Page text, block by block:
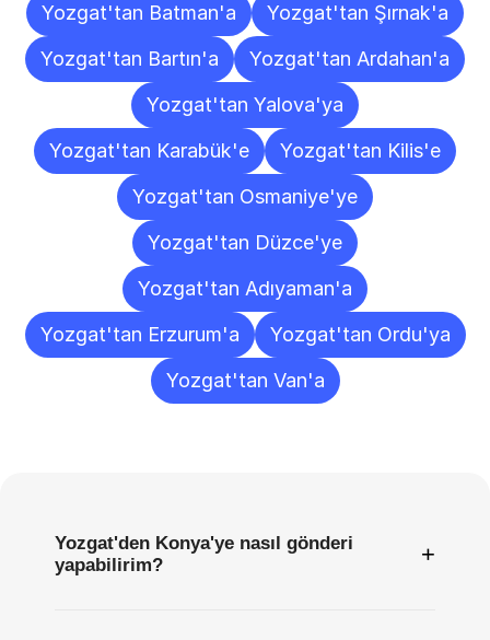
Yozgat'tan Batman'a
Yozgat'tan Şırnak'a
Yozgat'tan Bartın'a
Yozgat'tan Ardahan'a
Yozgat'tan Yalova'ya
Yozgat'tan Karabük'e
Yozgat'tan Kilis'e
Yozgat'tan Osmaniye'ye
Yozgat'tan Düzce'ye
Yozgat'tan Adıyaman'a
Yozgat'tan Erzurum'a
Yozgat'tan Ordu'ya
Yozgat'tan Van'a
Yozgat'den Konya'ye nasıl gönderi
yapabilirim?
+